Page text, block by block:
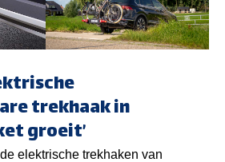
trekhaak in
groeit’
elektrische trekhaken van